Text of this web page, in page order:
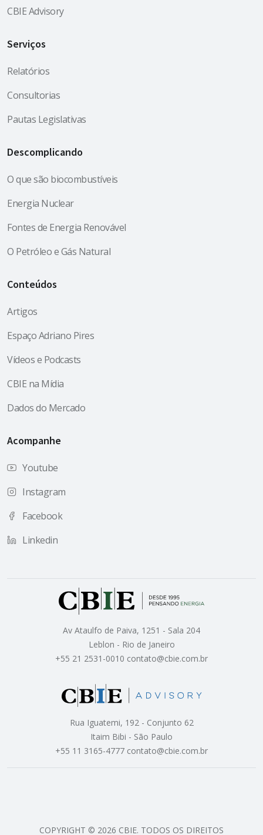
CBIE Advisory
Serviços
Relatórios
Consultorias
Pautas Legislativas
Descomplicando
O que são biocombustíveis
Energia Nuclear
Fontes de Energia Renovável
O Petróleo e Gás Natural
Conteúdos
Artigos
Espaço Adriano Pires
Vídeos e Podcasts
CBIE na Mídia
Dados do Mercado
Acompanhe
Youtube
Instagram
Facebook
Linkedin
Av Ataulfo de Paiva, 1251 - Sala 204
Leblon - Rio de Janeiro
+55 21 2531-0010 contato@cbie.com.br
Rua Iguatemi, 192 - Conjunto 62
Itaim Bibi - São Paulo
+55 11 3165-4777 contato@cbie.com.br
COPYRIGHT © 2026 CBIE. TODOS OS DIREITOS